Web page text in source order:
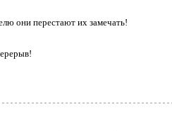
они перестают их замечать!